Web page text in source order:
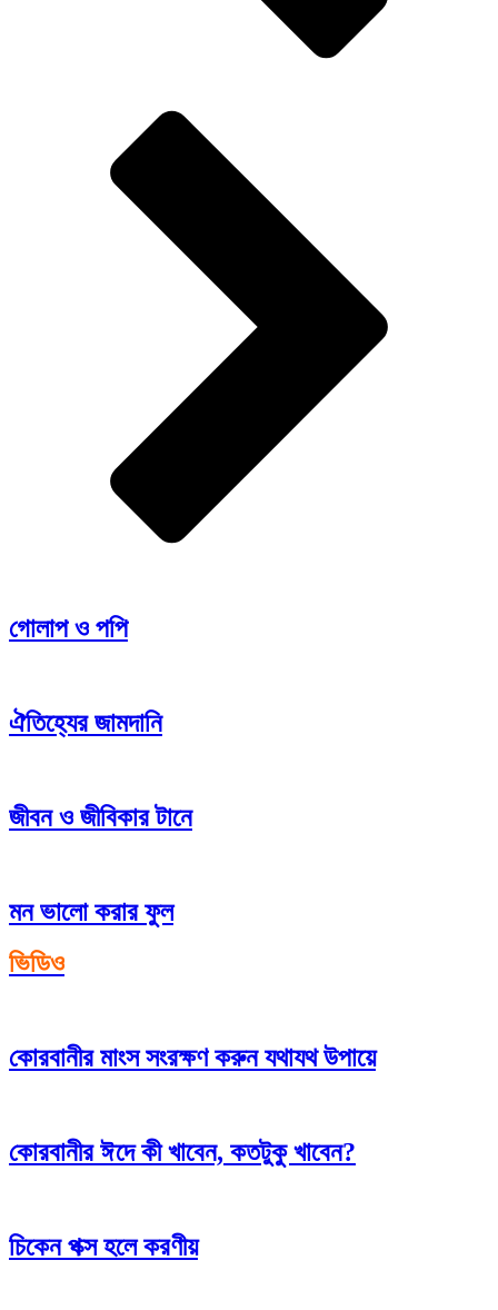
গোলাপ ও পপি
ঐতিহ্যের জামদানি
জীবন ও জীবিকার টানে
মন ভালো করার ফুল
ভিডিও
কোরবানীর মাংস সংরক্ষণ করুন যথাযথ উপায়ে
কোরবানীর ঈদে কী খাবেন, কতটুকু খাবেন?
চিকেন পক্স হলে করণীয়